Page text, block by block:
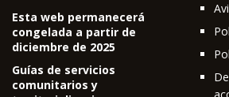
Esta web permanecerá
congelada a partir de
diciembre de 2025
Guías de servicios
comunitarios y